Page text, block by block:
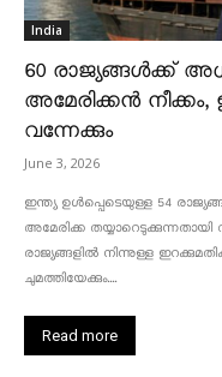
India
60 രാജ്യങ്ങൾക്ക്
അമേരിക്കൻ നീക്കം,
വന്നേക്കും
June 3, 2026
ഇന്ത്യ ഉൾപ്പെടെയുള്ള 54
അമേരിക്ക തയ്യാറെടുക്കുന്നതായി
രാജ്യങ്ങളിൽ നിന്നുള്ള
ചുമത്തിയേക്കും....
Read more